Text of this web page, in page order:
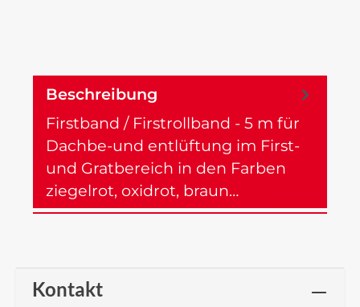
Beschreibung
Firstband / Firstrollband - 5 m für
Dachbe-und entlüftung im First-
und Gratbereich in den Farben
ziegelrot, oxidrot, braun…
Kontakt